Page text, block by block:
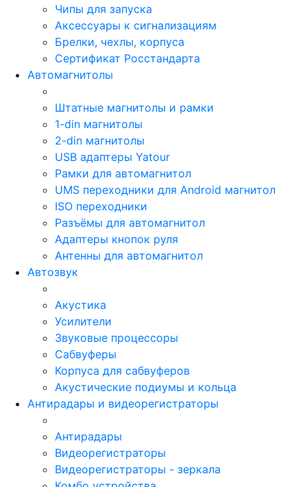
Чипы для запуска
Аксессуары к сигнализациям
Брелки, чехлы, корпуса
Сертификат Росстандарта
Автомагнитолы
Штатные магнитолы и рамки
1-din магнитолы
2-din магнитолы
USB адаптеры Yatour
Рамки для автомагнитол
UMS переходники для Android магнитол
ISO переходники
Разъёмы для автомагнитол
Адаптеры кнопок руля
Антенны для автомагнитол
Автозвук
Акустика
Усилители
Звуковые процессоры
Сабвуферы
Корпуса для сабвуферов
Акустические подиумы и кольца
Антирадары и видеорегистраторы
Антирадары
Видеорегистраторы
Видеорегистраторы - зеркала